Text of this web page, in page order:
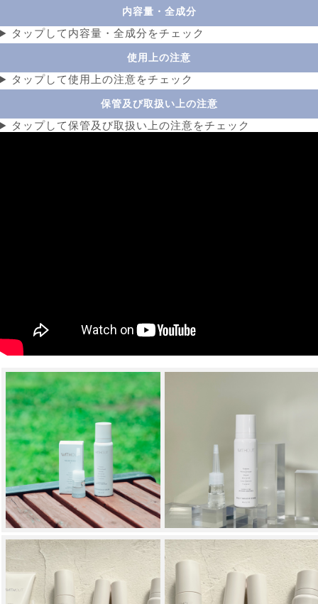
内容量・全成分
タップして内容量・全成分をチェック
使用上の注意
タップして使用上の注意をチェック
保管及び取扱い上の注意
タップして保管及び取扱い上の注意をチェック